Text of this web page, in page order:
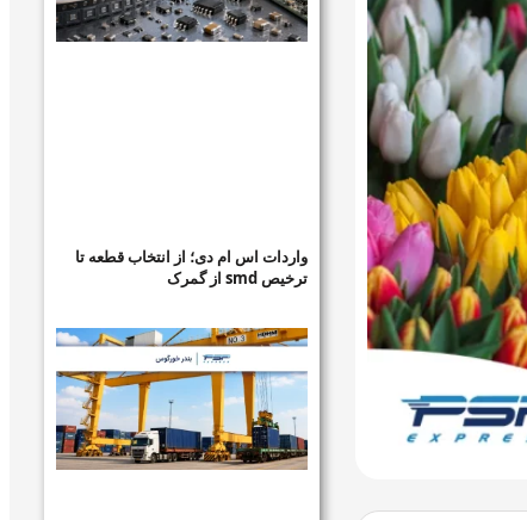
واردات اس ام دی؛ از انتخاب قطعه تا
ترخیص smd از گمرک